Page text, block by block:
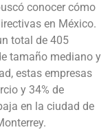
conocer cómo
en México.
total de 405
tamaño mediano y
estas empresas
y 34% de
en la ciudad de